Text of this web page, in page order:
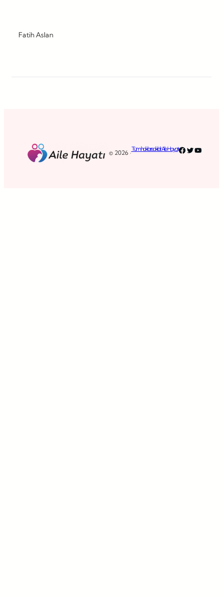
Fatih Aslan
© 2026 ·
Tüm hakları saklıdır. Aile HayatıFacebook
Twitter